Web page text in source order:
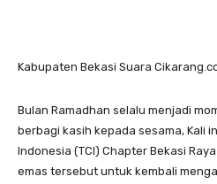
Kabupaten Bekasi Suara
Bulan Ramadhan selalu menjadi
berbagi kasih kepada sesama, Kali
Indonesia (TCI) Chapter Bekasi
emas tersebut untuk kembali